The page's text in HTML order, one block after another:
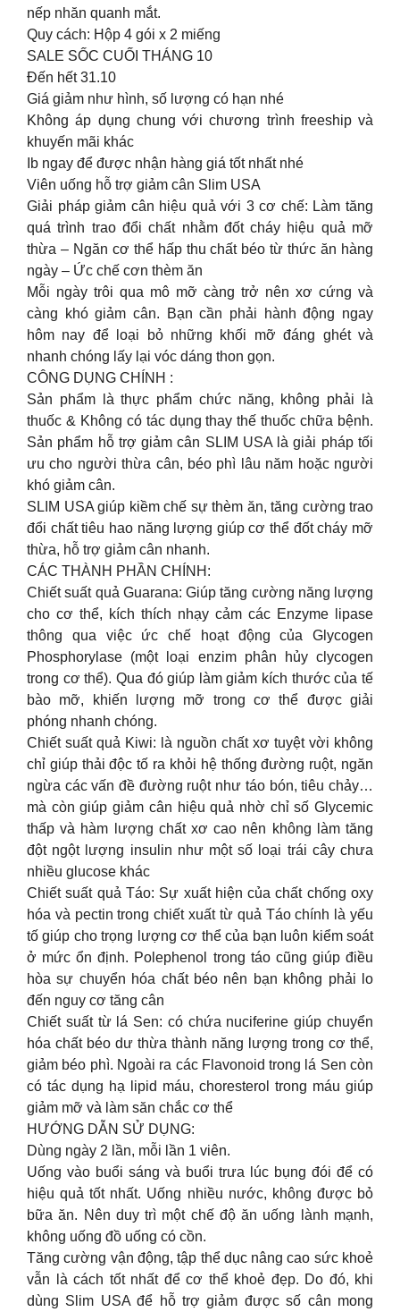
nếp nhăn quanh mắt.
Quy cách: Hộp 4 gói x 2 miếng
SALE SỐC CUỐI THÁNG 10
Đến hết 31.10
Giá giảm như hình, số lượng có hạn nhé
Không áp dụng chung với chương trình freeship và
khuyến mãi khác
Ib ngay để được nhận hàng giá tốt nhất nhé
Viên uống hỗ trợ giảm cân Slim USA
Giải pháp giảm cân hiệu quả với 3 cơ chế: Làm tăng
quá trình trao đổi chất nhằm đốt cháy hiệu quả mỡ
thừa – Ngăn cơ thể hấp thu chất béo từ thức ăn hàng
ngày – Ức chế cơn thèm ăn
Mỗi ngày trôi qua mô mỡ càng trở nên xơ cứng và
càng khó giảm cân. Bạn cần phải hành động ngay
hôm nay để loại bỏ những khối mỡ đáng ghét và
nhanh chóng lấy lại vóc dáng thon gọn.
CÔNG DỤNG CHÍNH :
Sản phẩm là thực phẩm chức năng, không phải là
thuốc & Không có tác dụng thay thế thuốc chữa bệnh.
Sản phẩm hỗ trợ giảm cân SLIM USA là giải pháp tối
ưu cho người thừa cân, béo phì lâu năm hoặc người
khó giảm cân.
SLIM USA giúp kiềm chế sự thèm ăn, tăng cường trao
đổi chất tiêu hao năng lượng giúp cơ thể đốt cháy mỡ
thừa, hỗ trợ giảm cân nhanh.
CÁC THÀNH PHẦN CHÍNH:
Chiết suất quả Guarana: Giúp tăng cường năng lượng
cho cơ thể, kích thích nhạy cảm các Enzyme lipase
thông qua việc ức chế hoạt động của Glycogen
Phosphorylase (một loại enzim phân hủy clycogen
trong cơ thể). Qua đó giúp làm giảm kích thước của tế
bào mỡ, khiến lượng mỡ trong cơ thể được giải
phóng nhanh chóng.
Chiết suất quả Kiwi: là nguồn chất xơ tuyệt vời không
chỉ giúp thải độc tố ra khỏi hệ thống đường ruột, ngăn
ngừa các vấn đề đường ruột như táo bón, tiêu chảy…
mà còn giúp giảm cân hiệu quả nhờ chỉ số Glycemic
thấp và hàm lượng chất xơ cao nên không làm tăng
đột ngột lượng insulin như một số loại trái cây chưa
nhiều glucose khác
Chiết suất quả Táo: Sự xuất hiện của chất chống oxy
hóa và pectin trong chiết xuất từ quả Táo chính là yếu
tố giúp cho trọng lượng cơ thể của bạn luôn kiểm soát
ở mức ổn định. Polephenol trong táo cũng giúp điều
hòa sự chuyển hóa chất béo nên bạn không phải lo
đến nguy cơ tăng cân
Chiết suất từ lá Sen: có chứa nuciferine giúp chuyển
hóa chất béo dư thừa thành năng lượng trong cơ thể,
giảm béo phì. Ngoài ra các Flavonoid trong lá Sen còn
có tác dụng hạ lipid máu, choresterol trong máu giúp
giảm mỡ và làm săn chắc cơ thể
HƯỚNG DẪN SỬ DỤNG:
Dùng ngày 2 lần, mỗi lần 1 viên.
Uống vào buổi sáng và buổi trưa lúc bụng đói để có
hiệu quả tốt nhất. Uống nhiều nước, không được bỏ
bữa ăn. Nên duy trì một chế độ ăn uống lành mạnh,
không uống đồ uống có cồn.
Tăng cường vận động, tập thể dục nâng cao sức khoẻ
vẫn là cách tốt nhất để cơ thể khoẻ đẹp. Do đó, khi
dùng Slim USA để hỗ trợ giảm được số cân mong